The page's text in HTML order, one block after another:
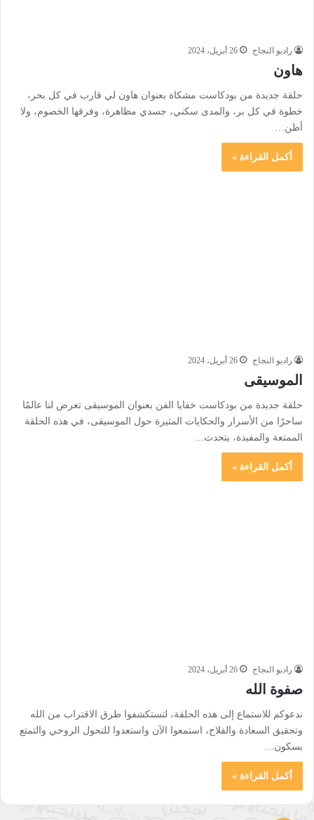
راديو النجاح 26 أبريل، 2024
هاون
حلقة جديدة من بودكاست مشكاة بعنوان هاون لي قارب في كل بحر،
خطوة في كل بر، والمدى سكني، جسدي مظاهرة، وفرقها الخصوم، ولا
أظن…
أكمل القراءة »
راديو النجاح 26 أبريل، 2024
الموسيقى
حلقة جديدة من بودكاست خفايا الفن بعنوان الموسيقى تعرض لنا عالمًا
ساحرًا من الأسرار والحكايات المثيرة حول الموسيقى، في هذه الحلقة
الممتعة والمفيدة، يتحدث…
أكمل القراءة »
راديو النجاح 26 أبريل، 2024
صفوة الله
ندعوكم للاستماع إلى هذه الحلقة، لتستكشفوا طرق الاقتراب من الله
وتحقيق السعادة والفلاح، استمعوا الآن واستعدوا للتحول الروحي والتمتع
بسكون…
أكمل القراءة »